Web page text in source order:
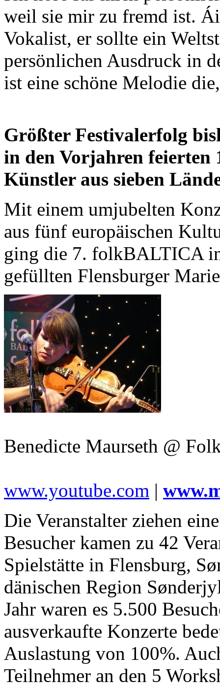
weil sie mir zu fremd ist.
Vokalist, er sollte ein
persönlichen Ausdruck in
ist eine schöne Melodie
Größter Festivalerfolg
in den Vorjahren feierten
Künstler aus sieben
Mit einem umjubelten
aus fünf europäischen
ging die 7. folkBALTICA
gefüllten Flensburger
Benedicte Maurseth @
www.youtube.com |
Die Veranstalter ziehen
Besucher kamen zu 42
Spielstätte in Flensburg,
dänischen Region
Jahr waren es 5.500
ausverkaufte Konzerte
Auslastung von 100%.
Teilnehmer an den 5